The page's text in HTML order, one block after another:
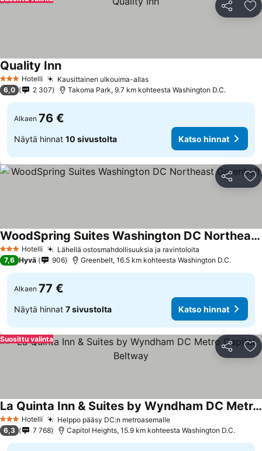
Jaa
3 Tähtiluokitus
Hotelli Kausittainen ulkouima-allasKatso hinnat
Quality InnKatso hinnat
6,0 2 307 Takoma Park, 9.7 km kohteesta Washington D.C.
Alkaen 76 €
Näytä hinnat 10 sivustolta Katso hinnat
Jaa
3 Tähtiluokitus
Hotelli Lähellä ostosmahdollisuuksia ja ravintoloita
WoodSpring Suites Washington DC Northeast Greenbelt
Katso hinnat
7,6 Hyvä 906 Greenbelt, 16.5 km kohteesta Washington D.C.
Alkaen 77 €
Näytä hinnat 7 sivustolta Katso hinnat
Jaa
Suosittu valinta
3 Tähtiluokitus
Hotelli Helppo pääsy DC:n metroasemalleKatso hinnat
La Quinta Inn & Suites by Wyndham DC Metro Capital Beltway
Katso hinnat
6,3 7 768 Capitol Heights, 15.9 km kohteesta Washington D.C.